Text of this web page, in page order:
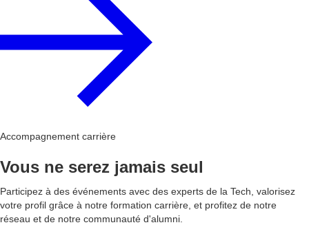
Accompagnement carrière
Vous ne serez jamais seul
Participez à des événements avec des experts de la Tech, valorisez
votre profil grâce à notre formation carrière, et profitez de notre
réseau et de notre communauté d'alumni.